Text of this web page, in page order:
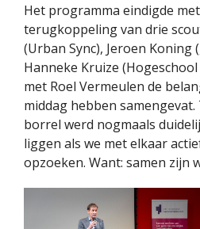
Het programma eindigde
terugkoppeling van drie
(Urban Sync), Jeroen Koning
Hanneke Kruize
met Roel Vermeulen de
middag hebben
borrel werd nogmaals
liggen als we met elkaar
opzoeken. Want: samen zijn